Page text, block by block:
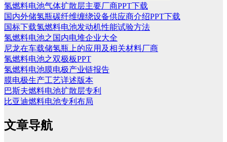
氢燃料电池气体扩散层主要厂商PPT下载
国内外储氢瓶碳纤维缠绕设备供应商介绍PPT下载
国标下载氢燃料电池发动机性能试验方法
氢燃料电池之国内电堆企业大全
尼龙在车载储氢瓶上的应用及相关材料厂商
氢燃料电池之双极板PPT
氢燃料电池膜电极产业链报告
膜电极生产工艺详述版本
巴斯夫燃料电池扩散层专利
比亚迪燃料电池专利布局
文章导航